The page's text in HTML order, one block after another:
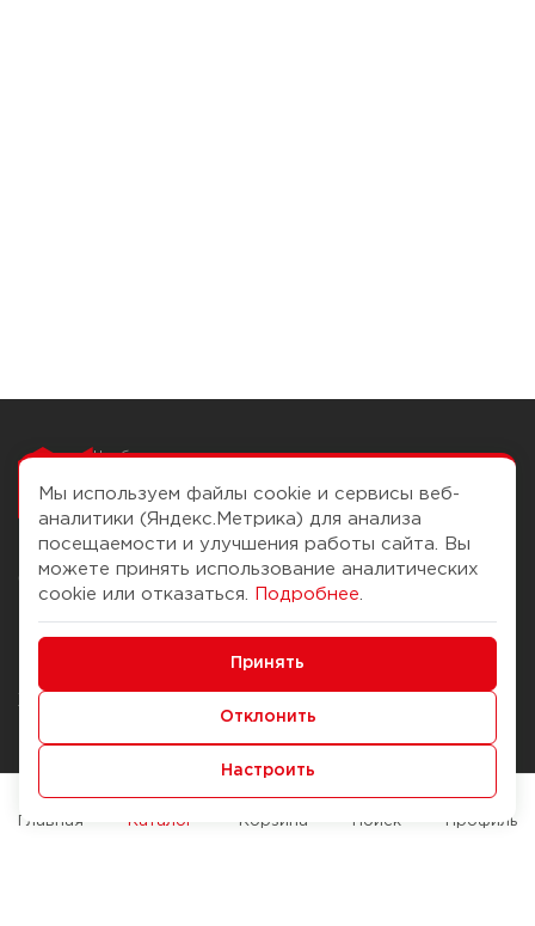
Чтобы вам легко
О компании
История Компании
Журнал
Наши марки
Брендирование
Помощь
Доставка и оплата
Способы оплаты
Служба контроля качества
Мы используем файлы cookie и сервисы веб-
аналитики (Яндекс.Метрика) для анализа
посещаемости и улучшения работы сайта. Вы
можете принять использование аналитических
cookie или отказаться.
Подробнее
Принять
Отклонить
Настроить
Главная Каталог Корзина Поиск Профиль